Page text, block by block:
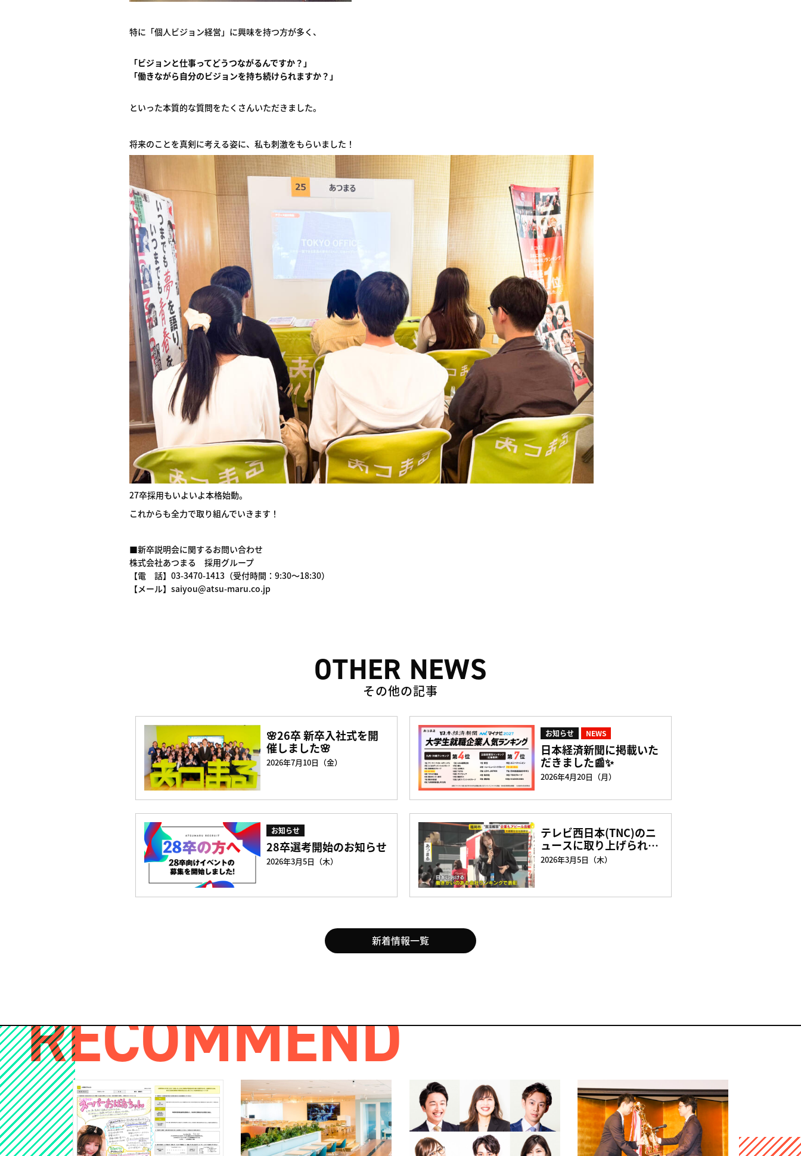
特に「個人ビジョン経営」に興味を持つ方が多く、
「ビジョンと仕事ってどうつながるんですか？」
「働きながら自分のビジョンを持ち続けられますか？」
といった本質的な質問をたくさんいただきました。
将来のことを真剣に考える姿に、私も刺激をもらいました！
27卒採用もいよいよ本格始動。
これからも全力で取り組んでいきます！
■新卒説明会に関するお問い合わせ
株式会社あつまる 採用グループ
【電 話】03-3470-1413（受付時間：9:30～18:30）
【メール】saiyou@atsu-maru.co.jp
OTHER NEWS
その他の記事
🌸26卒 新卒入社式を開
催しました🌸
2026年7月10日（金）
お知らせ NEWS
日本経済新聞に掲載いた
だきました📰✨
2026年4月20日（月）
お知らせ
28卒選考開始のお知らせ
2026年3月5日（木）
テレビ西日本(TNC)のニ
ュースに取り上げられま
した📺✨
2026年3月5日（木）
新着情報一覧
RECOMMEND